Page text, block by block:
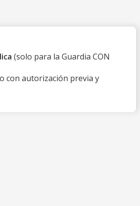
(solo para la Guardia CON
con autorización previa y